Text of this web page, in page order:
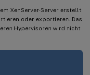
XenServer-Server erstellt
oder exportieren. Das
Hypervisoren wird nicht